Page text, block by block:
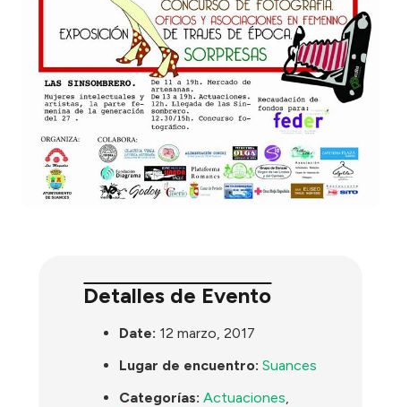
Detalles de Evento
Date: 12 marzo, 2017
Lugar de encuentro: Suances
Categorías: Actuaciones,